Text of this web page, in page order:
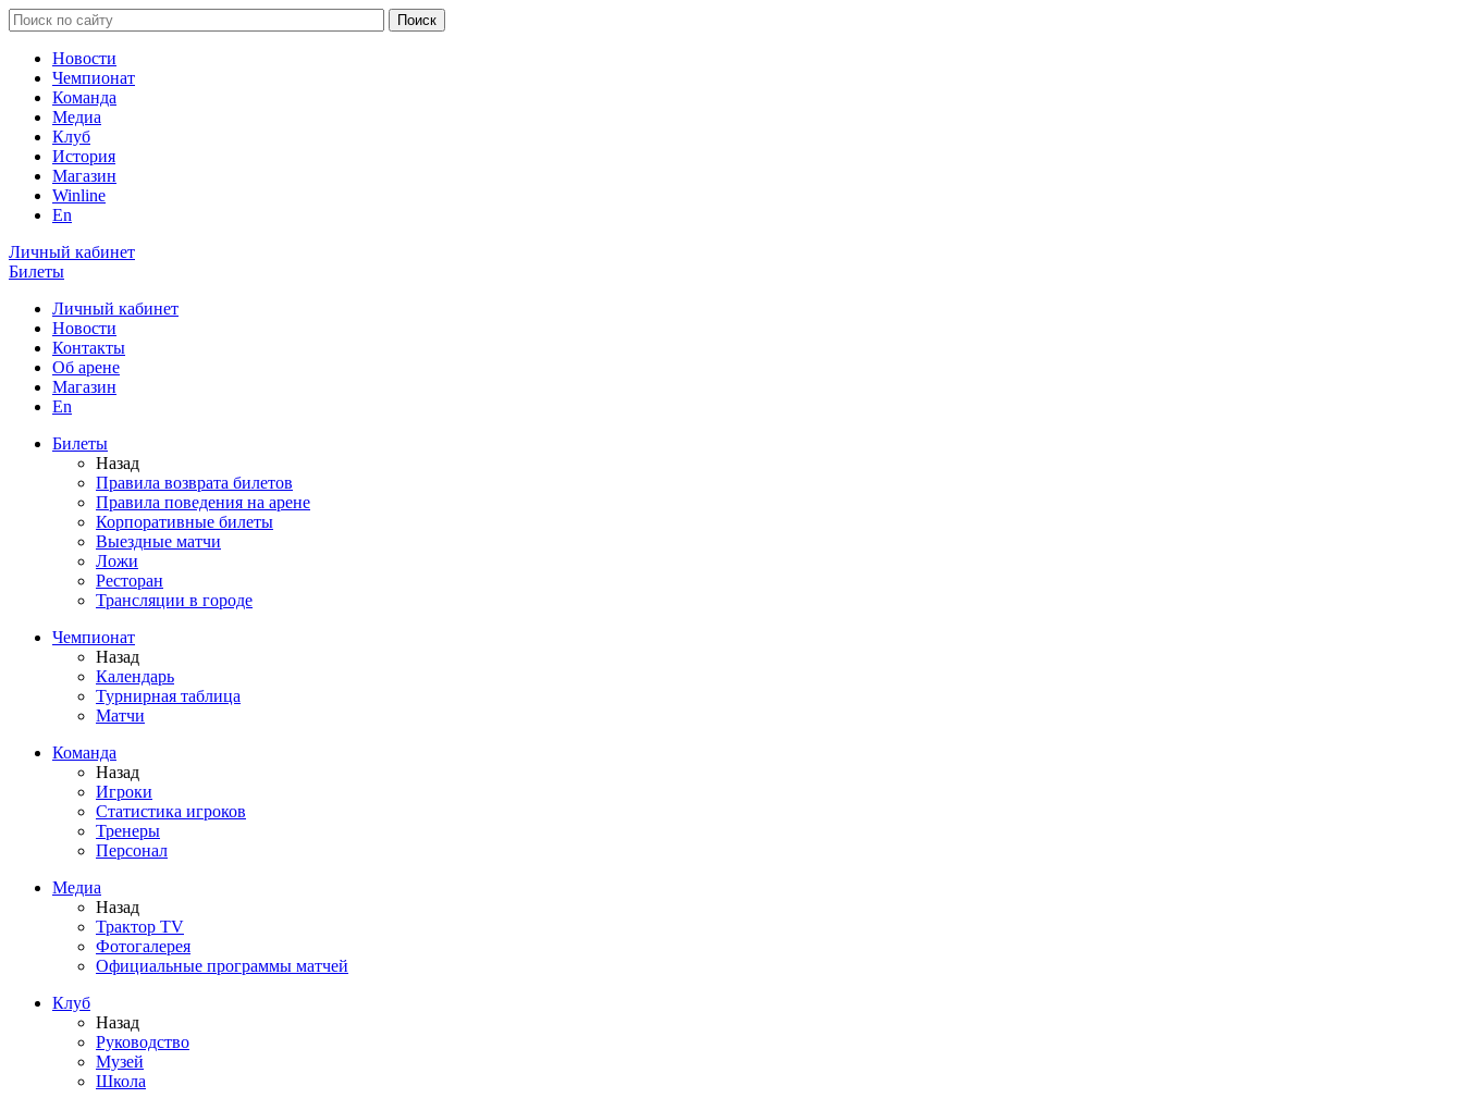
Новости
Чемпионат
Команда
Медиа
Клуб
История
Магазин
Winline
En
Личный кабинет
Билеты
Личный кабинет
Новости
Контакты
Об арене
Магазин
En
Билеты
Назад
Правила возврата билетов
Правила поведения на арене
Корпоративные билеты
Выездные матчи
Ложи
Ресторан
Трансляции в городе
Чемпионат
Назад
Календарь
Турнирная таблица
Матчи
Команда
Назад
Игроки
Статистика игроков
Тренеры
Персонал
Медиа
Назад
Трактор TV
Фотогалерея
Официальные программы матчей
Клуб
Назад
Руководство
Музей
Школа